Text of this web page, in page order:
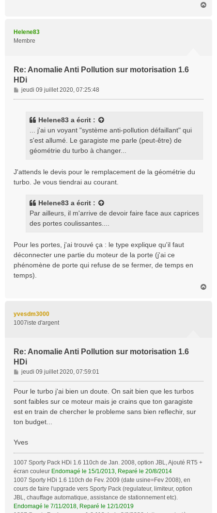
Helene83
Membre
Re: Anomalie Anti Pollution sur motorisation 1.6
HDi
M
e
jeudi 09 juillet 2020, 07:25:48
Helene83 a écrit :
... j'ai un voyant "système anti-pollution défaillant" qui
s'est allumé. Le garagiste me parle (peut-être) de
géométrie du turbo à changer...
J'attends le devis pour le remplacement de la géométrie du
turbo. Je vous tiendrai au courant.
Helene83 a écrit :
Par ailleurs, il m'arrive de devoir faire face aux caprices
des portes coulissantes....
Pour les portes, j'ai trouvé ça : le type explique qu'il faut
déconnecter une partie du moteur de la porte (j'ai ce
phénomène de porte qui refuse de se fermer, de temps en
temps).
yvesdm3000
1007iste d'argent
Re: Anomalie Anti Pollution sur motorisation 1.6
HDi
M
e
s
g
e
jeudi 09 juillet 2020, 07:59:01
Pour le turbo j'ai bien un doute. On sait bien que les turbos
sont faibles sur ce moteur mais je crains que ton garagiste
est en train de chercher le probleme sans bien reflechir, sur
ton budget...
Yves
1007 Sporty Pack HDi 1.6 110ch de Jan. 2008, option JBL, Ajouté RT5 +
écran couleur Endomagé le 15/1/2013, Reparé le 20/8/2014
1007 Sporty HDi 1.6 110ch de Fev. 2009 (date usine=Fev 2008), en
cours de faire l'upgrade vers Sporty Pack (regulateur, limiteur, option
JBL, chauffage automatique, assistance de stationnement etc).
Endomagé le 7/11/2018, Reparé le 12/1/2019